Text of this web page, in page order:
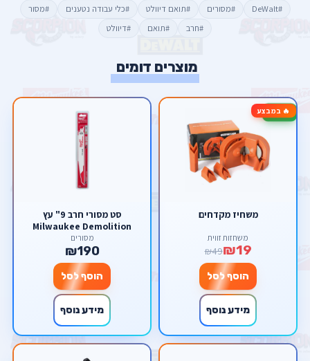
#DeWalt #מסורים #תואם דיוולט #כלי עבודה נטענים
#מסור
#חרב
#תואם #דיוולט
מוצרים דומים
🔥 במבצע-61%
משחיז מקדחים
משחזות זווית
₪19
₪49
הוסף לסל
מידע נוסף
סט מסורי חרב 9" עץ
Milwaukee Demolition
מסורים
₪190
הוסף לסל
מידע נוסף